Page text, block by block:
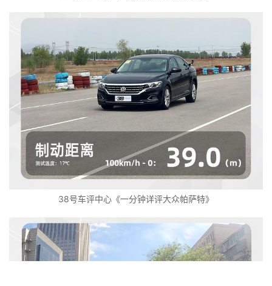
38号车评中心《一分钟详评大众帕萨特》